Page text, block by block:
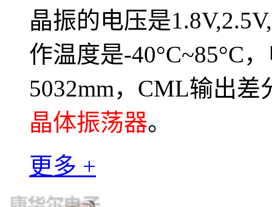
晶振的电压是
作温度是-40°C~85°C
5032mm，CML输出
晶体振荡器。
更多 +